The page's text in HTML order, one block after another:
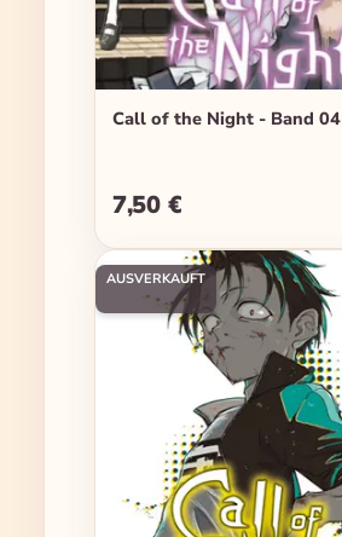
Call of the Night - Band 04
Regulärer Preis:
7,50 €
AUSVERKAUFT